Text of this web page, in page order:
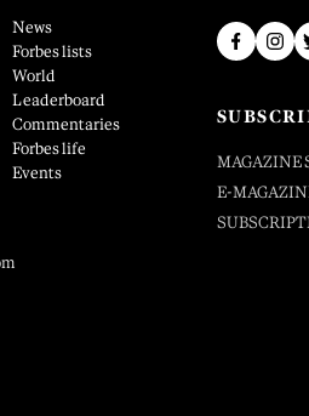
News
Forbes lists
World
Leaderboard
Commentaries
Forbes life
Events
MAGAZINE
E-